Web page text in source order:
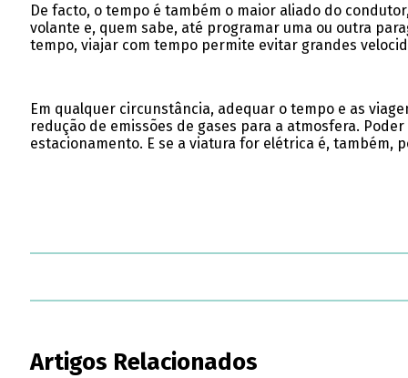
De facto, o tempo é também o maior aliado do
volante e, quem sabe, até programar uma ou outra
tempo, viajar com tempo permite evitar grandes
Em qualquer circunstância, adequar o tempo e as
redução de emissões de gases para a atmosfera.
estacionamento. E se a viatura for elétrica é, também,
Artigos Relacionados